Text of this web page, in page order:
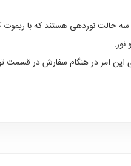
حالت نوردهی هستند که با
این امر در هنگام سفارش در قسمت